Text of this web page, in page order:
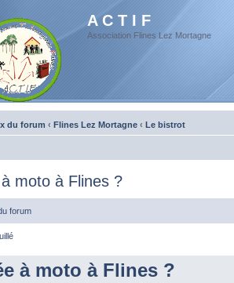
A C T I F
Association Flines Lez Mortagne
du forum ‹ Flines Lez Mortagne ‹ Le bistrot
moto à Flines ?
forum
à moto à Flines ?